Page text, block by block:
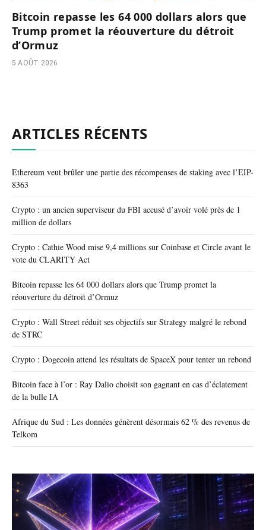
Bitcoin repasse les 64 000 dollars alors que
Trump promet la réouverture du détroit
d’Ormuz
5 AOÛT 2026
ARTICLES RÉCENTS
Ethereum veut brûler une partie des récompenses de staking avec l’EIP-
8363
Crypto : un ancien superviseur du FBI accusé d’avoir volé près de 1
million de dollars
Crypto : Cathie Wood mise 9,4 millions sur Coinbase et Circle avant le
vote du CLARITY Act
Bitcoin repasse les 64 000 dollars alors que Trump promet la
réouverture du détroit d’Ormuz
Crypto : Wall Street réduit ses objectifs sur Strategy malgré le rebond
de STRC
Crypto : Dogecoin attend les résultats de SpaceX pour tenter un rebond
Bitcoin face à l’or : Ray Dalio choisit son gagnant en cas d’éclatement
de la bulle IA
Afrique du Sud : Les données génèrent désormais 62 % des revenus de
Telkom